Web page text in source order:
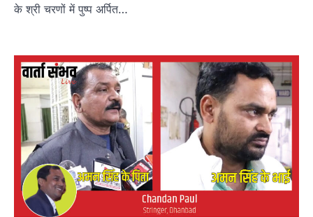
के श्री चरणों में पुष्प अर्पित…